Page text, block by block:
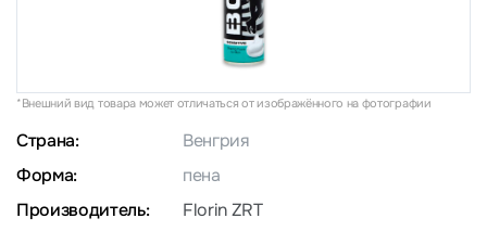
*Внешний вид товара может отличаться от изображённого на фотографии
Страна:
Венгрия
Форма:
пена
Производитель:
Florin ZRT